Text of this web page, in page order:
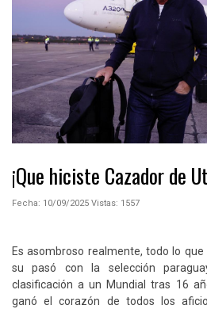
¡Que hiciste Cazador de
Fecha: 10/09/2025 Vistas: 1557
Es asombroso realmente, todo lo
su pasó con la selección
clasificación a un Mundial tras 16
ganó el corazón de todos los